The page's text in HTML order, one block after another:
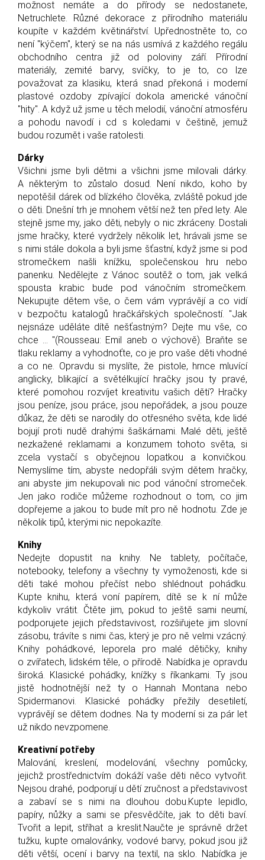
možnost nemáte a do přírody se nedostanete,
Netruchlete. Různé dekorace z přírodního materiálu
koupíte v každém květinářství. Upřednostněte to, co
není "kýčem", který se na nás usmívá z každého regálu
obchodního centra již od poloviny září. Přírodní
materiály, zemité barvy, svíčky, to je to, co lze
považovat za klasiku, která snad překoná i moderní
plastové ozdoby zpívající dokola americké vánoční
"hity". A když už jsme u těch melodií, vánoční atmosféru
a pohodu navodí i cd s koledami v češtině, jemuž
budou rozumět i vaše ratolesti.
Dárky
Všichni jsme byli dětmi a všichni jsme milovali dárky.
A některým to zůstalo dosud. Není nikdo, koho by
nepotěšil dárek od blízkého člověka, zvláště pokud jde
o děti. Dnešní trh je mnohem větší než ten před lety. Ale
stejně jsme my, jako děti, nebyly o nic zkráceny. Dostali
jsme hračky, které vydržely několik let, hrávali jsme se
s nimi stále dokola a byli jsme šťastní, když jsme si pod
stromečkem našli knížku, společenskou hru nebo
panenku. Nedělejte z Vánoc soutěž o tom, jak velká
spousta krabic bude pod vánočním stromečkem.
Nekupujte dětem vše, o čem vám vyprávějí a co vidí
v bezpočtu katalogů hračkářských společností. "Jak
nejsnáze uděláte dítě nešťastným? Dejte mu vše, co
chce ... "(Rousseau: Emil aneb o výchově). Braňte se
tlaku reklamy a vyhodnoťte, co je pro vaše děti vhodné
a co ne. Opravdu si myslíte, že pistole, hrnce mluvící
anglicky, blikající a světélkující hračky jsou ty pravé,
které pomohou rozvíjet kreativitu vašich dětí? Hračky
jsou peníze, jsou práce, jsou nepořádek, a jsou pouze
důkaz, že děti se narodily do otřesného světa, kde lidé
bojují proti nudě drahými šaškárnami. Malé děti, ještě
nezkažené reklamami a konzumem tohoto světa, si
zcela vystačí s obyčejnou lopatkou a konvičkou.
Nemyslíme tím, abyste nedopřáli svým dětem hračky,
ani abyste jim nekupovali nic pod vánoční stromeček.
Jen jako rodiče můžeme rozhodnout o tom, co jim
dopřejeme a jakou to bude mít pro ně hodnotu. Zde je
několik tipů, kterými nic nepokazíte.
Knihy
Nedejte dopustit na knihy. Ne tablety, počítače,
notebooky, telefony a všechny ty vymoženosti, kde si
děti také mohou přečíst nebo shlédnout pohádku.
Kupte knihu, která voní papírem, dítě se k ní může
kdykoliv vrátit. Čtěte jim, pokud to ještě sami neumí,
podporujete jejich představivost, rozšiřujete jim slovní
zásobu, trávíte s nimi čas, který je pro ně velmi vzácný.
Knihy pohádkové, leporela pro malé dětičky, knihy
o zvířatech, lidském těle, o přírodě. Nabídka je opravdu
široká. Klasické pohádky, knížky s říkankami. Ty jsou
jistě hodnotnější než ty o Hannah Montana nebo
Spidermanovi. Klasické pohádky přežily desetiletí,
vyprávějí se dětem dodnes. Na ty moderní si za pár let
už nikdo nevzpomene.
Kreativní potřeby
Malování, kreslení, modelování, všechny pomůcky,
jejichž prostřednictvím dokáží vaše děti něco vytvořit.
Nejsou drahé, podporují u dětí zručnost a představivost
a zabaví se s nimi na dlouhou dobu.Kupte lepidlo,
papíry, nůžky a sami se přesvědčíte, jak to děti baví.
Tvořit a lepit, stříhat a kreslit.Naučte je správně držet
tužku, kupte omalovánky, vodové barvy, pokud jsou již
děti větší, ocení i barvy na textil, na sklo. Nabídka je